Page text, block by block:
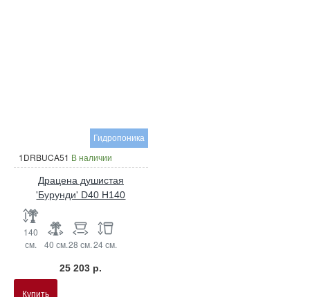
Гидропоника
1DRBUCA51 В наличии
Драцена душистая
'Бурунди' D40 H140
140
см.
40 см.28 см.24 см.
25 203 р.
Купить